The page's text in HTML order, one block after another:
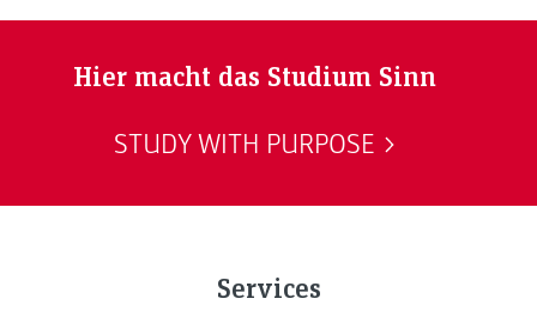
Hier macht das Studium Sinn
STUDY WITH PURPOSE
Services